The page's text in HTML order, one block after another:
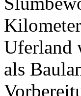
Uferland
als